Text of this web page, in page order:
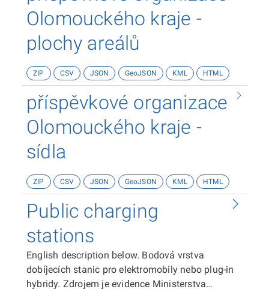
Olomouckého kraje -
plochy areálů
ZIP CSV JSON GeoJSON KML HTML
příspěvkové organizace
Olomouckého kraje -
sídla
ZIP CSV JSON GeoJSON KML HTML
Public charging
stations
English description below. Bodová vrstva
dobíjecích stanic pro elektromobily nebo plug-in
hybridy. Zdrojem je evidence Ministerstva